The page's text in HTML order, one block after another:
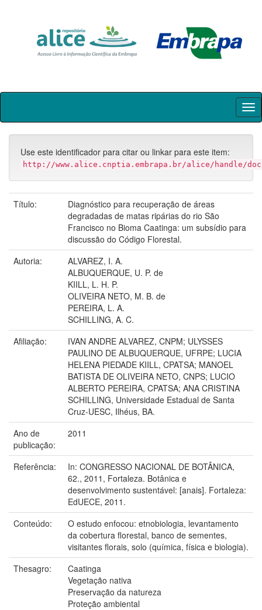
Skip
Use este identificador para citar ou linkar para este item:
http://www.alice.cnptia.embrapa.br/alice/handle/
Título:
Diagnóstico para recuperação de áreas
degradadas de matas ripárias do rio São
Francisco no Bioma Caatinga: um subsídio para
discussão do Código Florestal.
Autoria:
ALVAREZ, I. A.
ALBUQUERQUE, U. P. de
KIILL, L. H. P.
OLIVEIRA NETO, M. B. de
PEREIRA, L. A.
SCHILLING, A. C.
Afiliação:
IVAN ANDRE ALVAREZ, CNPM; ULYSSES
PAULINO DE ALBUQUERQUE, UFRPE; LUCIA
HELENA PIEDADE KIILL, CPATSA; MANOEL
BATISTA DE OLIVEIRA NETO, CNPS; LUCIO
ALBERTO PEREIRA, CPATSA; ANA CRISTINA
SCHILLING, Universidade Estadual de Santa
Cruz-UESC, Ilhéus, BA.
Ano de
publicação:
2011
Referência:
In: CONGRESSO NACIONAL DE BOTÂNICA,
62., 2011, Fortaleza. Botânica e
desenvolvimento sustentável: [anais]. Fortaleza:
EdUECE, 2011.
Conteúdo:
O estudo enfocou: etnobiologia, levantamento
da cobertura florestal, banco de sementes,
visitantes florais, solo (química, física e biologia).
Thesagro:
Caatinga
Vegetação nativa
Preservação da natureza
Proteção ambiental